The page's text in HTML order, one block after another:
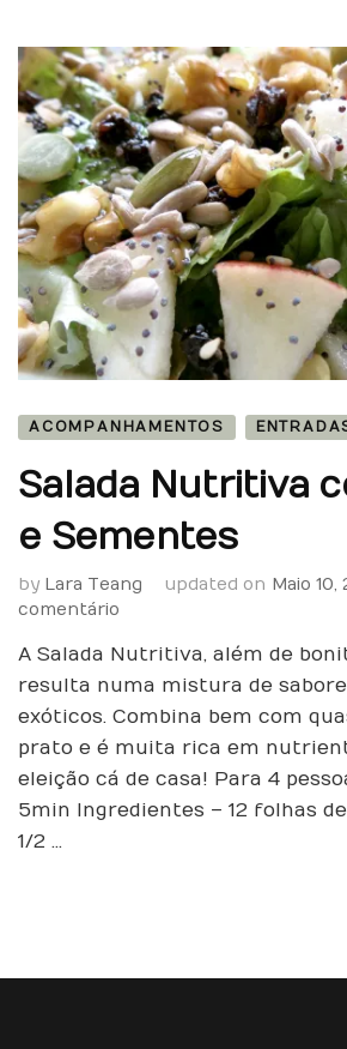
ACOMPANHAMENTOS
Salada Nutritiva
e Sementes
by Lara Teang updated on Maio 10,
comentário
Nutritiva
com
Fruta
Sementes
A Salada Nutritiva, além de
resulta numa mistura de
exóticos. Combina bem com
prato e é muita rica em
eleição cá de casa! Para 4
5min Ingredientes – 12 folhas
1/2 …